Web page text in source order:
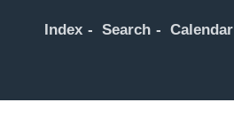
Index Search Calendar